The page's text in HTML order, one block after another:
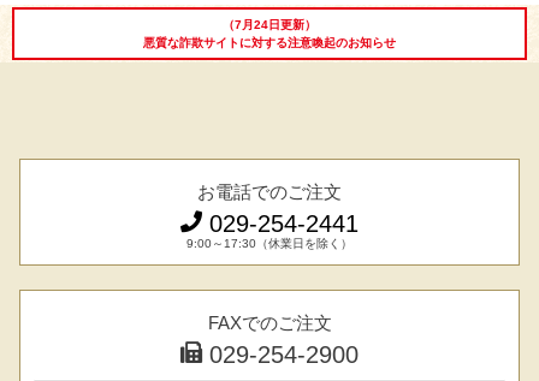
（7月24日更新）
悪質な詐欺サイトに対する注意喚起のお知らせ
お電話でのご注文
029-254-2441
9:00～17:30（休業日を除く）
FAXでのご注文
029-254-2900